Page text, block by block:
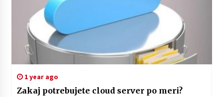
1 year ago
Zakaj potrebujete cloud server po meri?